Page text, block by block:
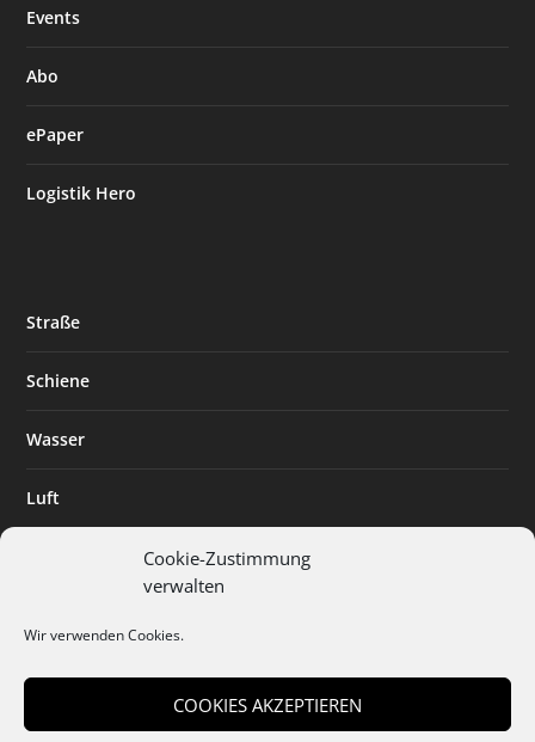
Cookie-Zustimmung
verwalten
Wir verwenden Cookies.
COOKIES AKZEPTIEREN
Events
Abo
ePaper
Logistik Hero
Straße
Schiene
Wasser
Luft
Digitalisierung